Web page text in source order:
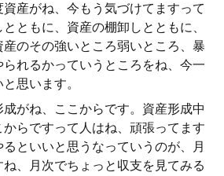
産がね、今もう気づけてますって
ともに、資産の棚卸しとともに、
のその強いところ弱いところ、暴
れるかっていうところをね、今一
思います。
がね、ここからです。資産形成中
らですって人はね、頑張ってます
といいと思うなっていうのが、月
、月次でちょっと収支を見てみる